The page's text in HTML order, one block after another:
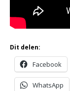
Dit delen:
Facebook
WhatsApp